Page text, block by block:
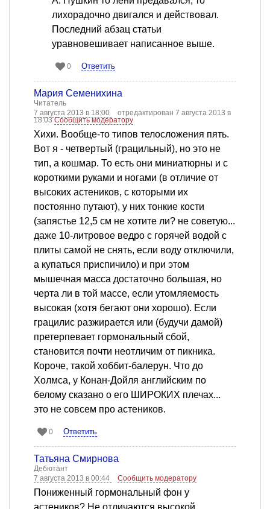
лихорадочно двигался и действовал.
Последний абзац статьи
уравновешивает написанное выше.
0 Ответить
Мария Семенихина
Читатель
7 августа 2013 в 18:00
отредактирован 7 августа 2013 в
18:03Сообщить модератору
Хихи. Вообще-то типов телосложения пять.
Вот я - четвертый (грацильный), но это не
тип, а кошмар. То есть они миниатюрны и с
короткими руками и ногами (в отличие от
высоких астеников, с которыми их
постоянно путают), у них тонкие кости
(запястье 12,5 см не хотите ли? не советую...
даже 10-литровое ведро с горячей водой с
плиты самой не снять, если воду отключили,
а купаться приспичило) и при этом
мышечная масса достаточно большая, но
черта ли в той массе, если утомляемость
высокая (хотя бегают они хорошо). Если
грацилис разжирается или (будучи дамой)
претерпевает гормональный сбой,
становится почти неотличим от пикника.
Короче, такой хоббит-балерун. Что до
Холмса, у Конан-Дойля английским по
белому сказано о его ШИРОКИХ плечах...
это не совсем про астеников.
0 Ответить
Татьяна Смирнова
Дебютант
7 августа 2013 в 00:44
Сообщить модератору
Пониженный гормональный фон у
астеников? Не отличаются высокой